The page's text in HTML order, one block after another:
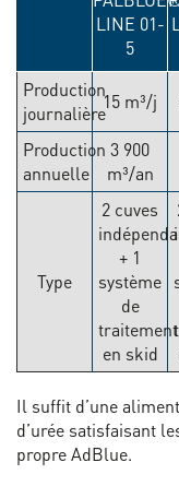
LINE 01-
5
Production
journalière
15 m³/j
Production
annuelle
3 900
m³/an
Type
2 cuves
+ 1
système
de
traitement
en skid
Il suffit d’une
d’urée satisfaisant
propre AdBlue.